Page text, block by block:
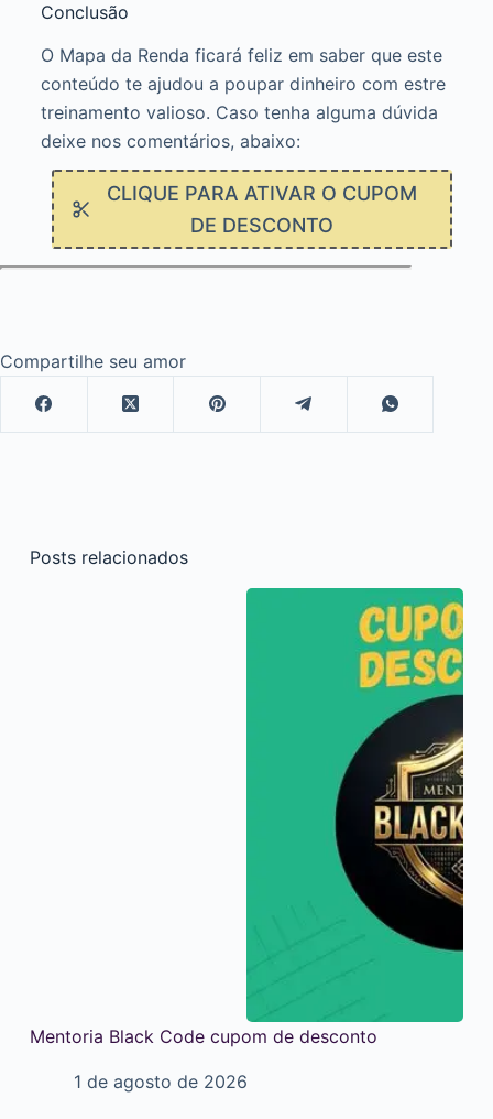
Conclusão
O Mapa da Renda ficará feliz em saber que este
conteúdo te ajudou a poupar dinheiro com estre
treinamento valioso. Caso tenha alguma dúvida
deixe nos comentários, abaixo:
CLIQUE PARA ATIVAR O CUPOM
DE DESCONTO
Compartilhe seu amor
Posts relacionados
Mentoria Black Code cupom de desconto
1 de agosto de 2026